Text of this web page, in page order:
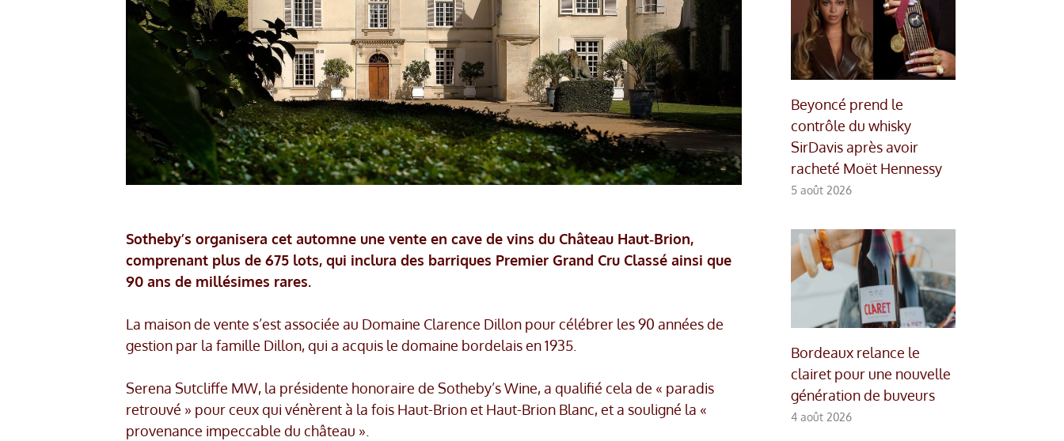
Sotheby’s organisera cet automne une vente en cave de vins du Château Haut‑Brion,
comprenant plus de 675 lots, qui inclura des barriques Premier Grand Cru Classé ainsi que
90 ans de millésimes rares.
La maison de vente s’est associée au Domaine Clarence Dillon pour célébrer les 90 années de
gestion par la famille Dillon, qui a acquis le domaine bordelais en 1935.
Serena Sutcliffe MW, la présidente honoraire de Sotheby’s Wine, a qualifié cela de « paradis
retrouvé » pour ceux qui vénèrent à la fois Haut-Brion et Haut-Brion Blanc, et a souligné la «
provenance impeccable du château ».
Beyoncé prend le
contrôle du whisky
SirDavis après avoir
racheté Moët Hennessy
5 août 2026
Bordeaux relance le
clairet pour une nouvelle
génération de buveurs
4 août 2026